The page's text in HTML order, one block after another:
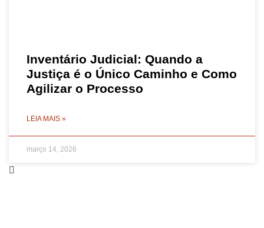
Inventário Judicial: Quando a
Justiça é o Único Caminho e Como
Agilizar o Processo
LEIA MAIS »
março 14, 2026